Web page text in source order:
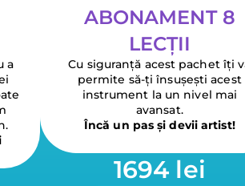
a
ABONAMENT 8
LECȚII
Cu siguranță acest pachet îți
permite să-ți însușești acest
instrument la un nivel mai
avansat.
Încă un pas și devii artist!
1694 lei